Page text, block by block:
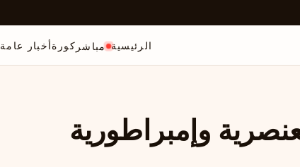
الرئيسية مباشر كورةأخبار عامة
وإمبراطورية